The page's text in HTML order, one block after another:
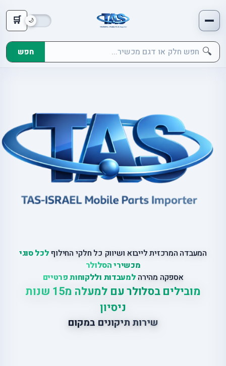
🛒
🔍 חפש
המעבדה המרכזית לייבוא ושיווק כל חלקי החילוףלכל סוגי
מכשירי הסלולר
אספקה מהירה למעבדות וללקוחות פרטיים
מובילים בסלולר עם למעלה מ15 שנות
ניסיון
שירות תיקונים במקום